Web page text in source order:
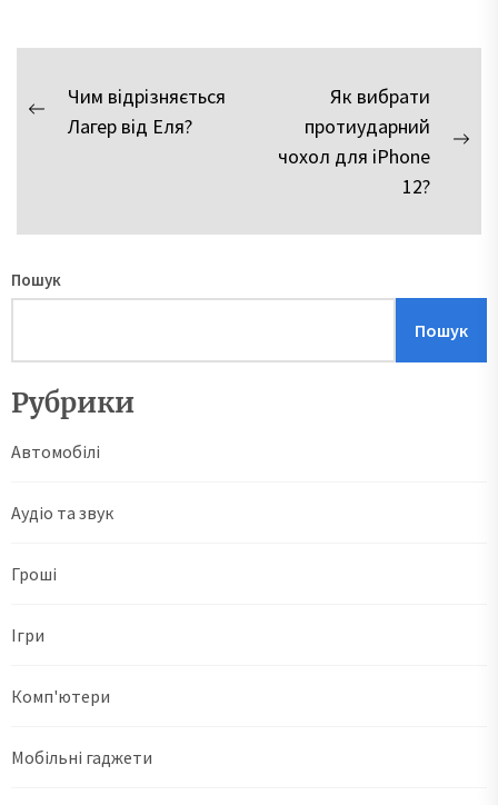
Навігація
записів
Previous
Чим відрізняється
Лагер від Еля?
Як вибрати
протиударний
чохол для iPhone
12?
Пошук
Пошук
Рубрики
Автомобілі
Аудіо та звук
Гроші
Ігри
Комп'ютери
Мобільні гаджети